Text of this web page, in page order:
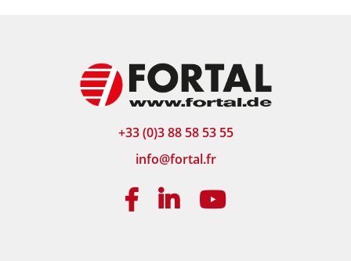
+33 (0)3 88 58 53 55
info@fortal.fr